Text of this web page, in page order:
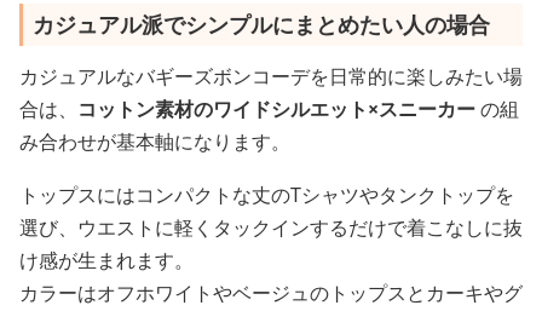
カジュアル派でシンプルにまとめたい人の場合
カジュアルなバギーズボンコーデを日常的に楽しみたい場
合は、 コットン素材のワイドシルエット×スニーカーの組
み合わせが基本軸になります。
トップスにはコンパクトな丈のTシャツやタンクトップを
選び、ウエストに軽くタックインするだけで着こなしに抜
け感が生まれます。
カラーはオフホワイトやベージュのトップスとカーキやグ